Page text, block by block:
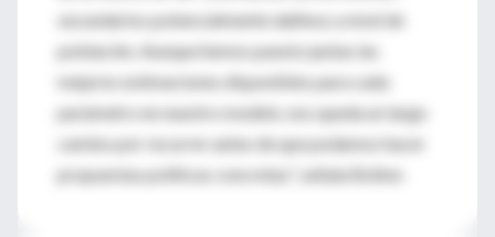
secundarios potencialmente dañinos a nivel de
población. Aunque hemos puesto juntas las
mejores estimaciones disponibles para cada
parámetro en nuestro modelo, nos queda un largo
camino por recorrer antes de que podamos hacer
propuestas políticas concretas”, señala Bolker.